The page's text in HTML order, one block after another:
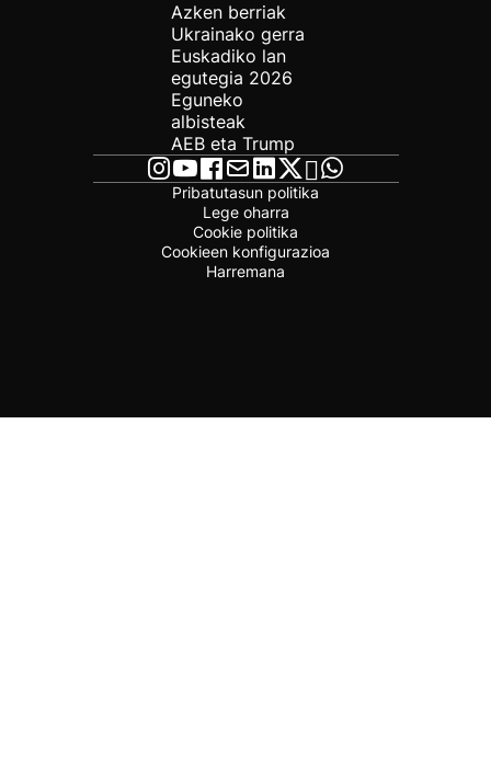
Azken berriak
Ukrainako gerra
Euskadiko lan
egutegia 2026
Eguneko
albisteak
AEB eta Trump
Pribatutasun politika
Lege oharra
Cookie politika
Cookieen konfigurazioa
Harremana